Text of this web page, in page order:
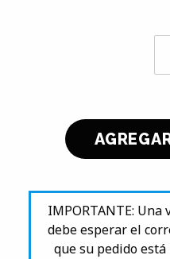
IMPORTANTE: Una
debe esperar el
que su pedido